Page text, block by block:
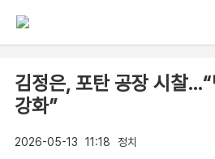
김정은, 포탄 공장 시찰
강화”
2026-05-13 11:18 정치